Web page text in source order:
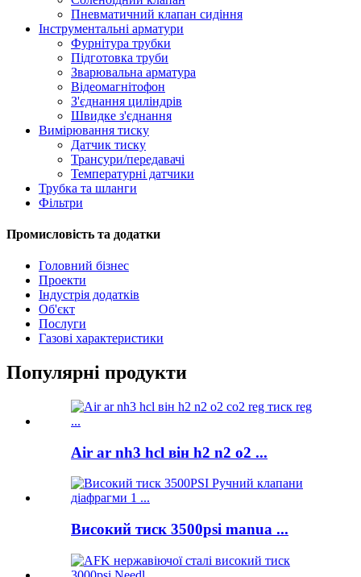
Пневматичний клапан сидіння
Інструментальні арматури
Фурнітура трубки
Підготовка труби
Зварювальна арматура
Відеомагнітофон
З'єднання циліндрів
Швидке з'єднання
Вимірювання тиску
Датчик тиску
Трансури/передавачі
Температурні датчики
Трубка та шланги
Фільтри
Промисловість та додатки
Головний бізнес
Проекти
Індустрія додатків
Об'єкт
Послуги
Газові характеристики
Популярні продукти
Air ar nh3 hcl він h2 n2 o2 ...
Високий тиск 3500psi manua ...